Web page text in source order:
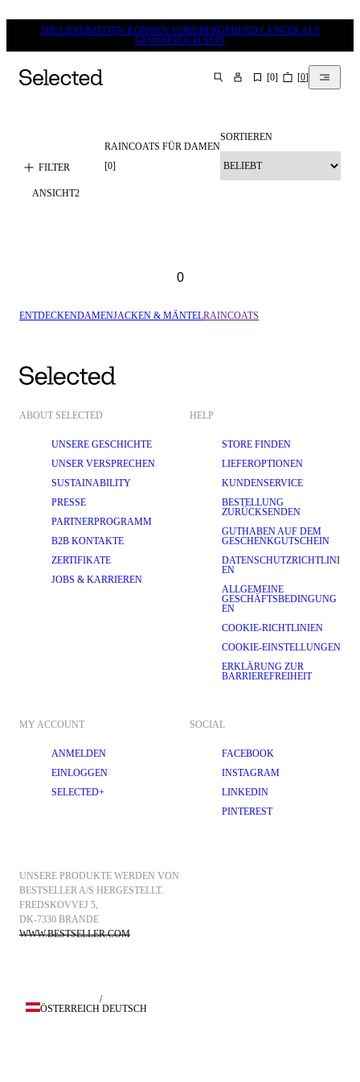
DIE LIEFERZEITEN KÖNNEN VORÜBERGEHEND LÄNGER ALS
GEWÖHNLICH SEIN
SUCHEN [0] [0]
FILTER
RAINCOATS FÜR DAMEN
[0]
SORTIEREN
ANSICHT2
0
ENTDECKENDAMENJACKEN & MÄNTELRAINCOATS
ABOUT SELECTED
UNSERE GESCHICHTE
UNSER VERSPRECHEN
SUSTAINABILITY
PRESSE
PARTNERPROGRAMM
B2B KONTAKTE
ZERTIFIKATE
JOBS & KARRIEREN
HELP
STORE FINDEN
LIEFEROPTIONEN
KUNDENSERVICE
BESTELLUNG
ZURÜCKSENDEN
GUTHABEN AUF DEM
GESCHENKGUTSCHEIN
DATENSCHUTZRICHTLINI
EN
ALLGEMEINE
GESCHÄFTSBEDINGUNG
EN
COOKIE-RICHTLINIEN
COOKIE-EINSTELLUNGEN
ERKLÄRUNG ZUR
BARRIEREFREIHEIT
MY ACCOUNT
ANMELDEN
EINLOGGEN
SELECTED+
SOCIAL
FACEBOOK
INSTAGRAM
LINKEDIN
PINTEREST
UNSERE PRODUKTE WERDEN VON
BESTSELLER A/S HERGESTELLT.
FREDSKOVVEJ 5,
DK-7330 BRANDE
WWW.BESTSELLER.COM
ÖSTERREICH
/
DEUTSCH